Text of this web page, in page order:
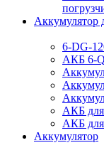
Аккумулятор
6-DG-
АКБ 6-
АКБ
АКБ
Аккумулятор